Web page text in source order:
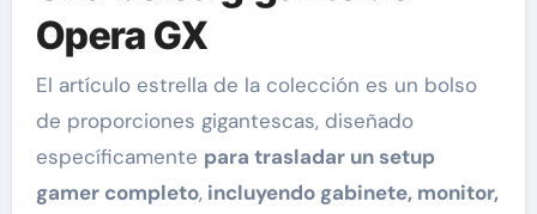
Opera GX
El artículo estrella de la colección es un bolso
de proporciones gigantescas, diseñado
específicamente para trasladar un setup
gamer completo,incluyendo gabinete, monitor,